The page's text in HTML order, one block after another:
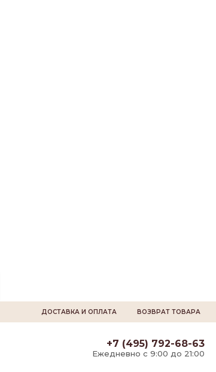
ДОСТАВКА И ОПЛАТА ВОЗВРАТ ТОВАРА
+7 (495) 792-68-63
Ежедневно с 9:00 до 21:00